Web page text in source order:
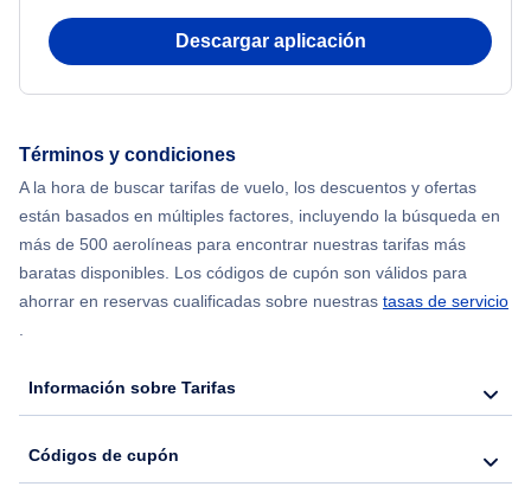
Descargar aplicación
Términos y condiciones
A la hora de buscar tarifas de vuelo, los descuentos y ofertas
están basados en múltiples factores, incluyendo la búsqueda en
más de 500 aerolíneas para encontrar nuestras tarifas más
baratas disponibles. Los códigos de cupón son válidos para
ahorrar en reservas cualificadas sobre nuestras tasas de servicio
.
Información sobre Tarifas
Códigos de cupón